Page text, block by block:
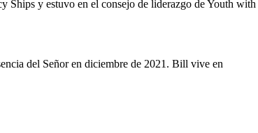
Ships y estuvo en el consejo de liderazgo de Youth with
del Señor en diciembre de 2021. Bill vive en